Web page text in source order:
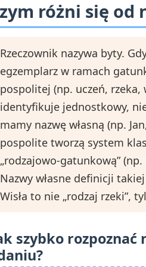
różni się od
Rzeczownik nazywa byty.
egzemplarz w ramach
pospolitej (np. uczeń, rzeka,
identyfikuje jednostkowy,
mamy nazwę własną (np.
pospolite tworzą system
„rodzajowo‑gatunkową”
Nazwy własne definicji
Wisła to nie „rodzaj rzeki”,
szybko